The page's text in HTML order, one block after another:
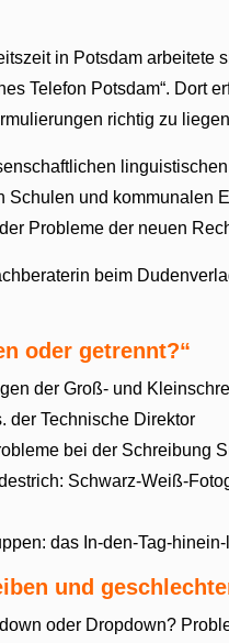
in Potsdam arbeitete
Telefon Potsdam“. Dort
richtig zu
Schulen und kommunalen
Probleme der neuen
beim
oder getrennt?“
der Groß- und
der Technische Direktor
bei der Schreibung
Schwarz-Weiß-
das In-den-Tag-
und
oder Dropdown?